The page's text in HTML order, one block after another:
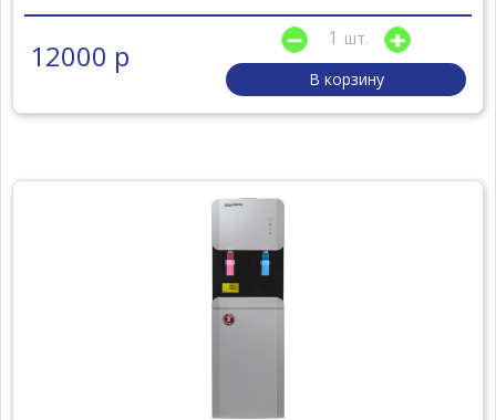
12000 р
шт.
В корзину